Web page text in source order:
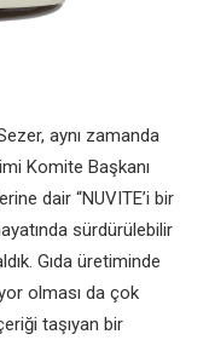
aynı zamanda
Komite Başkanı
dair “NUVITE’i bir
sürdürülebilir
Gıda üretiminde
olması da çok
taşıyan bir